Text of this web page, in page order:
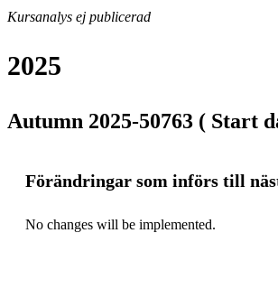
Kursanalys ej publicerad
2025
Autumn 2025-50763 ( Start
Förändringar som införs till
No changes will be implemented.